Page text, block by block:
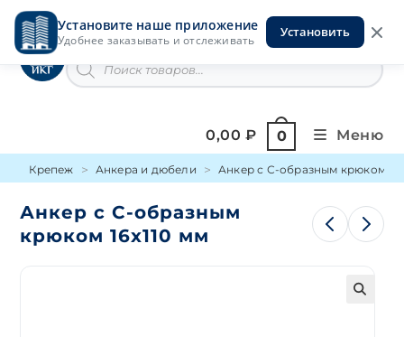
Установите наше приложение
Удобнее заказывать и отслеживать
Установить
Перейти
содержимомуИнструменты на Горской
товаров
0,00₽ 0 Меню
Крепеж Анкера и дюбели Анкер с С-образным крюком
Анкер с С-образным
крюком 16х110 мм